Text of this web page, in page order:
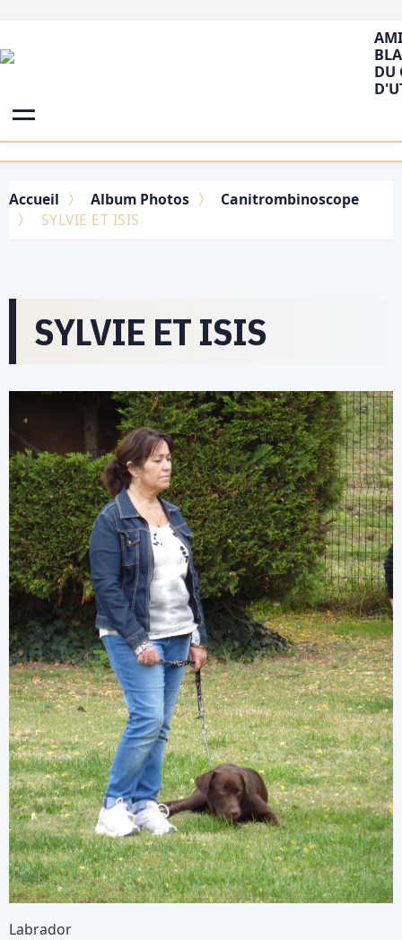
DU
Accueil Album Photos
Canitrombinoscope
SYLVIE ET ISIS
SYLVIE ET ISIS
Labrador